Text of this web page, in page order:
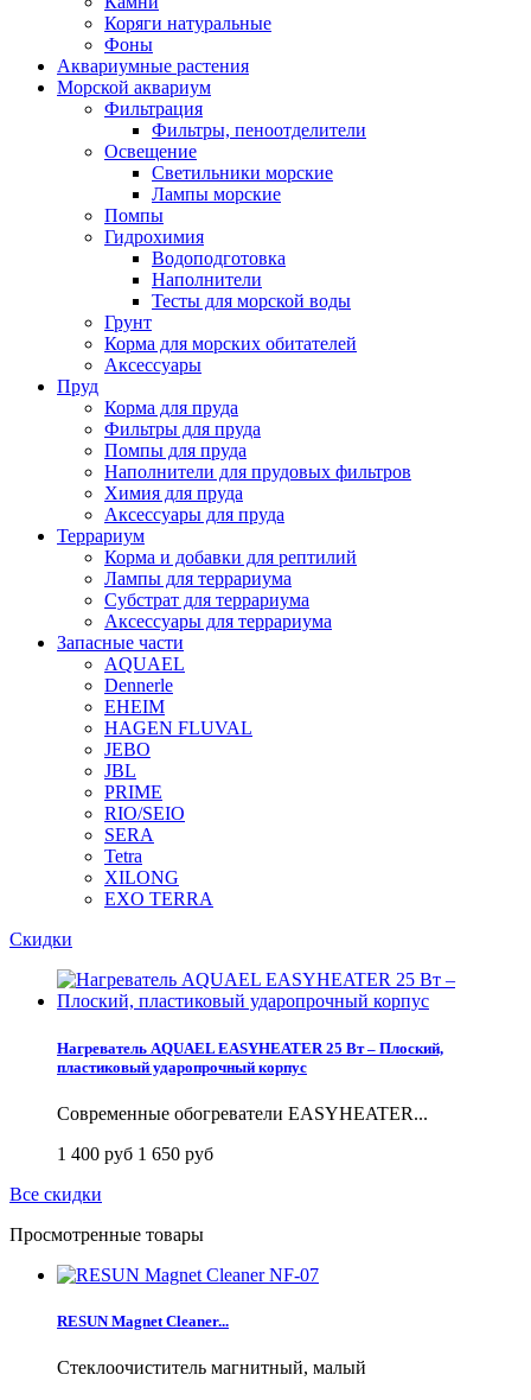
Коряги натуральные
Фоны
Аквариумные растения
Морской аквариум
Фильтрация
Фильтры, пеноотделители
Освещение
Светильники морские
Лампы морские
Помпы
Гидрохимия
Водоподготовка
Наполнители
Тесты для морской воды
Грунт
Корма для морских обитателей
Аксессуары
Пруд
Корма для пруда
Фильтры для пруда
Помпы для пруда
Наполнители для прудовых фильтров
Химия для пруда
Аксессуары для пруда
Террариум
Корма и добавки для рептилий
Лампы для террариума
Субстрат для террариума
Аксессуары для террариума
Запасные части
AQUAEL
Dennerle
EHEIM
HAGEN FLUVAL
JEBO
JBL
PRIME
RIO/SEIO
SERA
Tetra
XILONG
EXO TERRA
Скидки
Нагреватель AQUAEL EASYHEATER 25 Вт – Плоский,
пластиковый ударопрочный корпус
Современные обогреватели EASYHEATER...
1 400 руб 1 650 руб
Все скидки
Просмотренные товары
RESUN Magnet Cleaner...
Стеклоочиститель магнитный, малый